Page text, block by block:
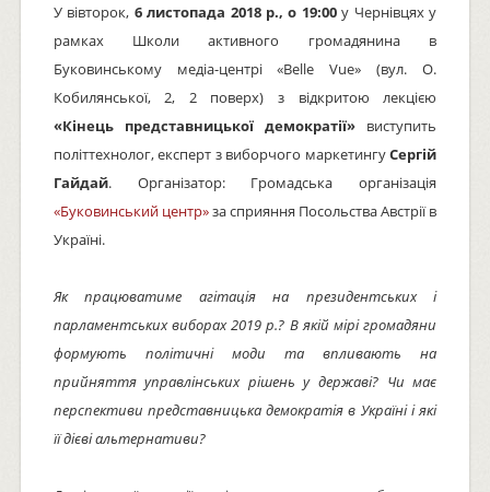
У вівторок, 6 листопада 2018 р., о 19:00у Чернівцях у
рамках Школи активного громадянина в
Буковинському медіа-центрі «Belle Vue» (вул. О.
Кобилянської, 2, 2 поверх) з відкритою лекцією
«Кінець представницької демократії» виступить
політтехнолог, експерт з виборчого маркетингуСергій
Гайдай. Організатор: Громадська організація
«Буковинський центр»за сприяння Посольства Австрії в
Україні.
Як працюватиме агітація на президентських і
парламентських виборах 2019 р.? В якій мірі громадяни
формують політичні моди та впливають на
прийняття управлінських рішень у державі? Чи має
перспективи представницька демократія в Україні і які
її дієві альтернативи?